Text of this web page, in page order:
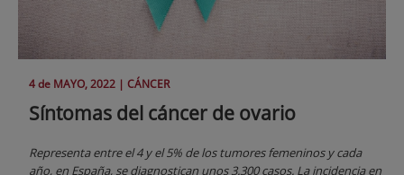
4 de MAYO, 2022 | CÁNCER
Síntomas del cáncer de ovario
Representa entre el 4 y el 5% de los tumores femeninos y cada
año, en España, se diagnostican unos 3.300 casos. La incidencia en